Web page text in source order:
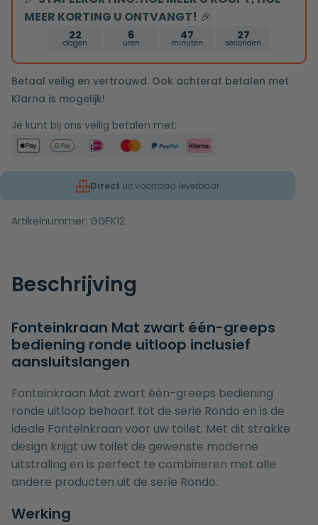
MEER KORTING U ONTVANGT! 🎉
22
dagen
6
uren
47
minuten
26
seconden
Betaal veilig en vertrouwd. Ook achteraf betalen met
Klarna is mogelijk!
Je kunt bij ons veilig betalen met:
Direct uit voorraad leverbaar
Artikelnummer: GGFK12
Beschrijving
Fonteinkraan Mat zwart één-greeps
bediening ronde uitloop inclusief
aansluitslangen
Fonteinkraan Mat zwart één-greeps bediening
ronde uitloop behoort tot de serie Rondo en is de
ideale Fonteinkraan voor uw toilet. Met dit strakke
design krijgt uw toilet de gewenste moderne
uitstraling en is perfect te combineren met alle
andere producten uit de serie Rondo.
Werking